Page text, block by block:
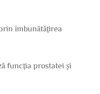
îmbunătățirea
funcția prostatei și